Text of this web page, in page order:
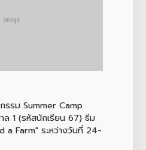
รรม Summer Camp
ล 1 (รหัสนักเรียน 67) ธีม
a Farm" ระหว่างวันที่ 24-